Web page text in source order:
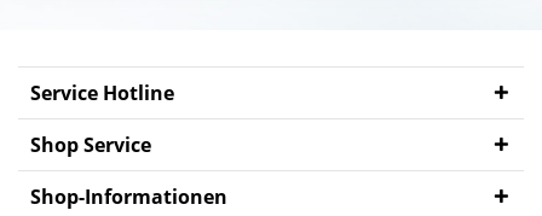
Service Hotline
Shop Service
Shop-Informationen